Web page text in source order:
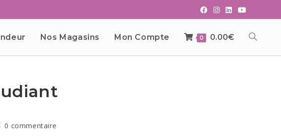
Nos Magasins Mon Compte 0 0.00€
0 commentaire